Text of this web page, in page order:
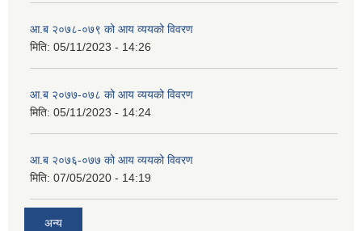
आ.ब २०७८-०७९ को आय व्ययको विवरण
मिति: 05/11/2023 - 14:26
आ.ब २०७७-०७८ को आय व्ययको विवरण
मिति: 05/11/2023 - 14:24
आ.ब २०७६-०७७ को आय व्ययको विवरण
मिति: 07/05/2020 - 14:19
अन्य